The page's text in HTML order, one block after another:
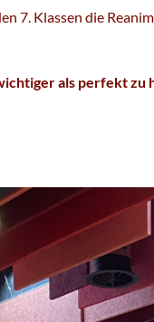
7. Klassen die
als perfekt zu